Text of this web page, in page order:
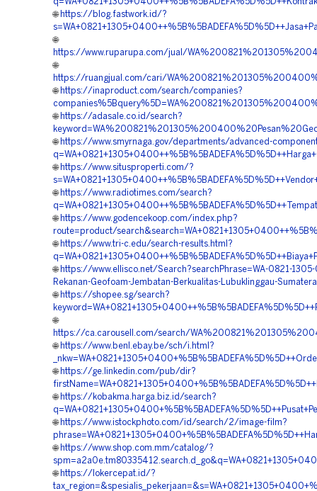
🌐 https://blog.fastwork.id/?
🌐
https://www.ruparupa.com/jual/
🌐
https://ruangjual.com/cari/
🌐 https://inaproduct.com/search/companies?
🌐 https://adasale.co.id/search?
🌐 https://www.smyrnaga.gov/departments/advanced-
🌐 https://www.situsproperti.com/?
🌐 https://www.radiotimes.com/search?
🌐 https://www.godencekoop.com/index.php?
route=product/
🌐 https://www.tri-c.edu/search-results.html?
🌐 https://www.ellisco.net/Search?searchPhrase=WA-0821-
Rekanan-Geofoam-Jembatan-Berkualitas-Lubuklinggau-
🌐 https://shopee.sg/search?
🌐
https://ca.carousell.com/search/
🌐 https://www.benl.ebay.be/sch/i.html?
🌐 https://ge.linkedin.com/pub/dir?
🌐 https://kobakma.harga.biz.id/search?
🌐 https://www.istockphoto.com/id/search/2/image-film?
🌐 https://www.shop.com.mm/catalog/?
🌐 https://lokercepat.id/?